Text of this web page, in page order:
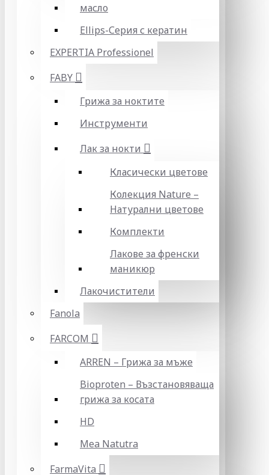
масло
Ellips-Серия с кератин
EXPERTIA Professionel
FABY
Грижа за ноктите
Инструменти
Лак за нокти
Класически цветове
Колекция Nature –
Натурални цветове
Комплекти
Лакове за френски
маникюр
Лакочистители
Fanola
FARCOM
ARREN – Грижа за мъже
Bioproten – Възстановяваща
грижа за косата
HD
Mea Natutra
FarmaVita